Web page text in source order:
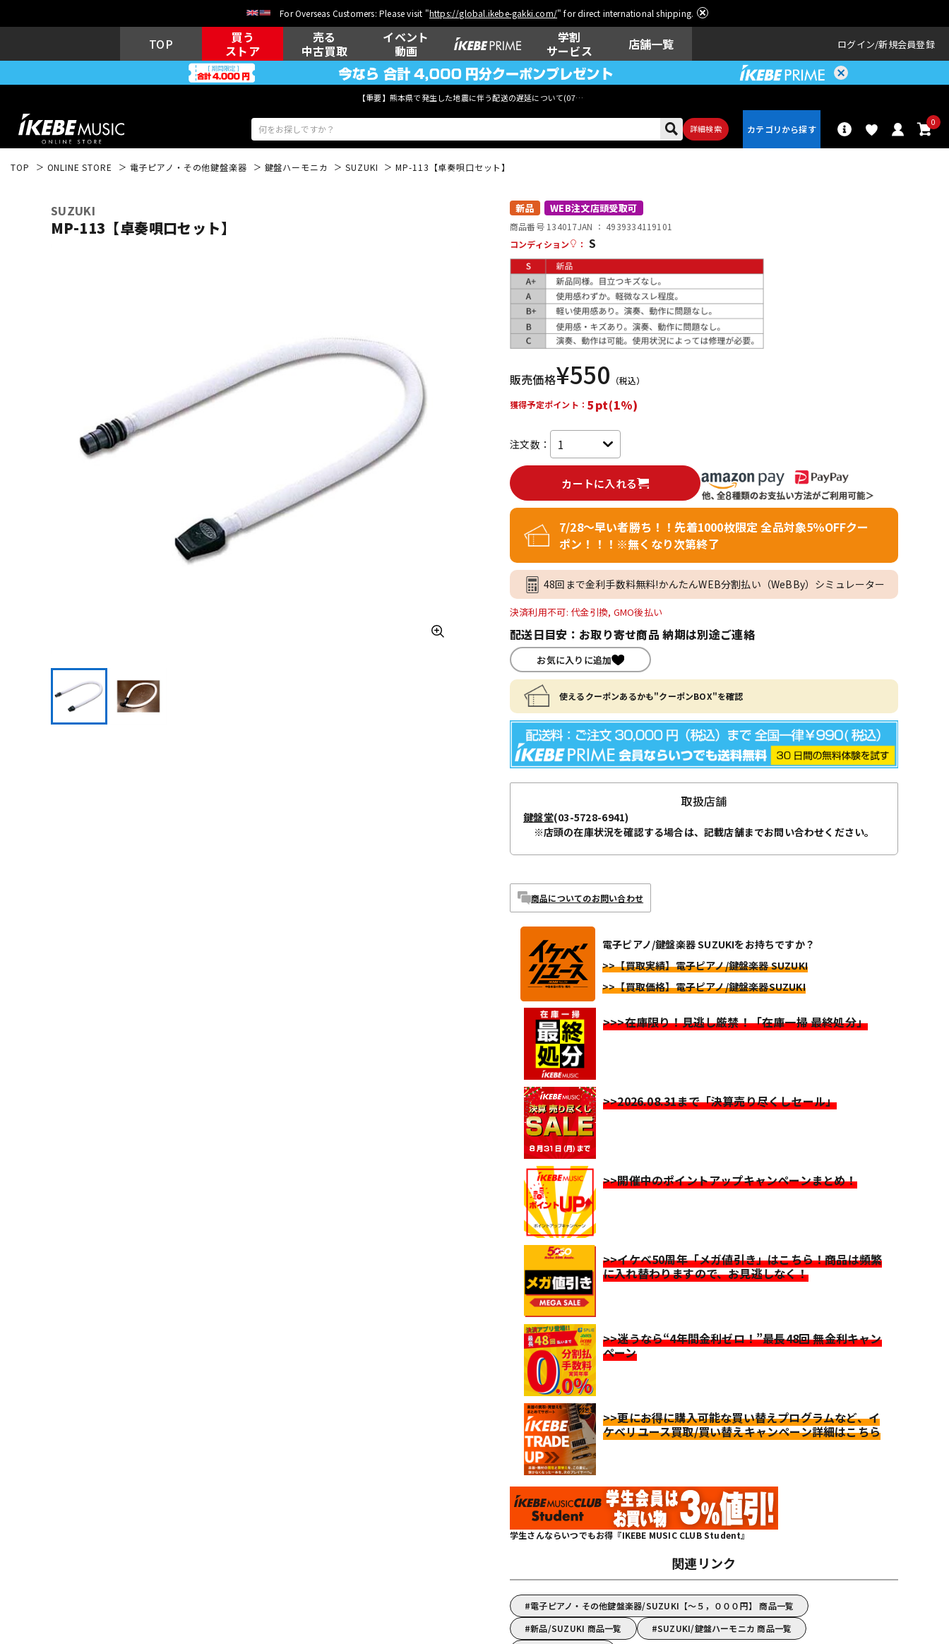
For Overseas Customers: Please visit "https://global.ikebe-gakki.com/" for direct international shipping.
TOP
買う
ストア
売る
中古買取
イベント
動画
学割
サービス
店舗一覧 ログイン 新規会員登録
【重要】熊本県で発生した地震に伴う配送の遅延について(07月29日
詳細検索
0
ウクレレ
その他楽器
イン納品
レコーディン
グ機器
配信/ライブ
機器
TOP ONLINE STORE 電子ピアノ・その他鍵盤楽器 鍵盤ハーモニカ SUZUKI MP-113【卓奏唄口セット】
SUZUKI
MP-113【卓奏唄口セット】
新品 WEB注文店頭受取可
商品番号 134017JAN ： 4939334119101
コンディション
： S
販売価格¥550 （税込）
獲得予定ポイント： 5pt(1%)
注文数：
カートに入れる
7/28～早い者勝ち！！先着1000枚限定 全品対象5％OFFクー
ポン！！！※無くなり次第終了
48回まで金利手数料無料!かんたんWEB分割払い（WeBBy）シミュレーター
決済利用不可: 代金引換, GMO後払い
配送日目安：お取り寄せ商品 納期は別途ご連絡
お気に入りに追加
使えるクーポンあるかも"クーポンBOX"を確認
取扱店舗
鍵盤堂(03-5728-6941)
※店頭の在庫状況を確認する場合は、記載店舗までお問い合わせください。
商品についてのお問い合わせ
電子ピアノ/鍵盤楽器 SUZUKIをお持ちですか？
>>【買取実績】電子ピアノ/鍵盤楽器 SUZUKI
>>【買取価格】電子ピアノ/鍵盤楽器SUZUKI
>>>在庫限り！見逃し厳禁！「在庫一掃 最終処分」
>>2026.08.31まで「決算売り尽くしセール」
>>開催中のポイントアップキャンペーンまとめ！
>>イケベ50周年「メガ値引き」はこちら！商品は頻繁
に入れ替わりますので、お見逃しなく！
>>迷うなら“4年間金利ゼロ！”最長48回 無金利キャン
ペーン
>>更にお得に購入可能な買い替えプログラムなど、イ
ケベリユース買取/買い替えキャンペーン詳細はこちら
学生さんならいつでもお得『IKEBE MUSIC CLUB Student』
関連リンク
電子ピアノ・その他鍵盤楽器/SUZUKI【～５，０００円】 商品一覧
新品/SUZUKI 商品一覧
SUZUKI/鍵盤ハーモニカ 商品一覧